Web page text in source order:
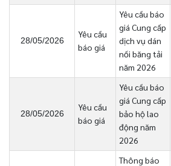
28/05/2026
Yêu cầu
báo giá
Yêu cầu báo
giá Cung cấp
dịch vụ dán
nối băng tải
năm 2026
28/05/2026
Yêu cầu
báo giá
Yêu cầu báo
giá Cung cấp
bảo hộ lao
động năm
2026
Thông báo